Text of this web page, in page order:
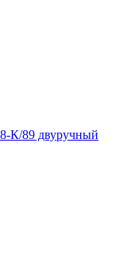
К/89 двуручный